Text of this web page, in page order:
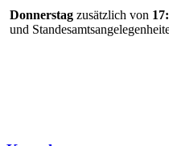
Donnerstag zusätzlich von
und